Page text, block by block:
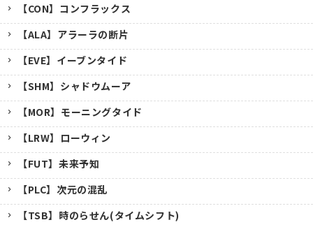
【CON】コンフラックス
【ALA】アラーラの断片
【EVE】イーブンタイド
【SHM】シャドウムーア
【MOR】モーニングタイド
【LRW】ローウィン
【FUT】未来予知
【PLC】次元の混乱
【TSB】時のらせん(タイムシフト)